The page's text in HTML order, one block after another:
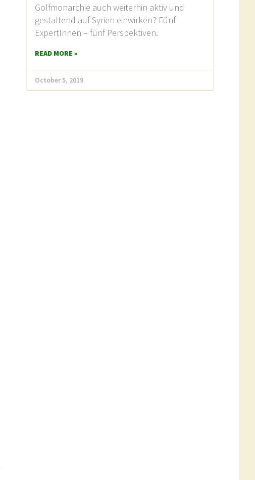
Golfmonarchie auch weiterhin aktiv und
gestaltend auf Syrien einwirken? Fünf
ExpertInnen – fünf Perspektiven.
READ MORE »
October 5, 2019